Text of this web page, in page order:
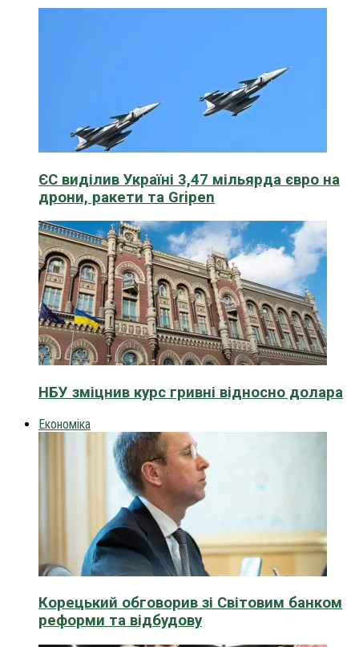
ЄС виділив Україні 3,47 мільярда євро на
дрони, ракети та Gripen
НБУ зміцнив курс гривні відносно долара
Економіка
Корецький обговорив зі Світовим банком
реформи та відбудову